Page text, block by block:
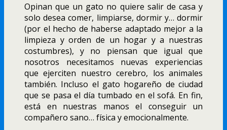
Opinan que un gato no quiere salir de casa y
solo desea comer, limpiarse, dormir y… dormir
(por el hecho de haberse adaptado mejor a la
limpieza y orden de un hogar y a nuestras
costumbres), y no piensan que igual que
nosotros necesitamos nuevas experiencias
que ejerciten nuestro cerebro, los animales
también. Incluso el gato hogareño de ciudad
que se pasa el día tumbado en el sofá. En fin,
está en nuestras manos el conseguir un
compañero sano… física y emocionalmente.